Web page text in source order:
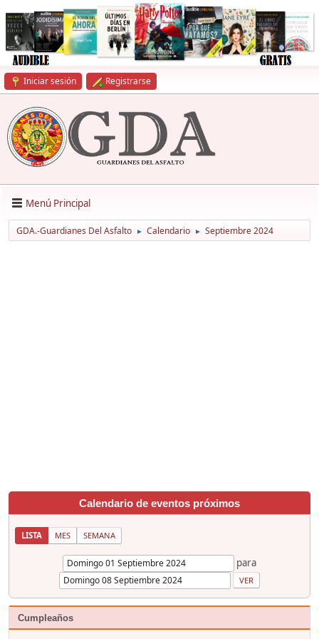
Iniciar sesión Registrarse
Menú Principal
GDA.-Guardianes Del Asfalto ► Calendario ► Septiembre 2024
Calendario de eventos próximos
LISTA MES SEMANA
para
Cumpleaños